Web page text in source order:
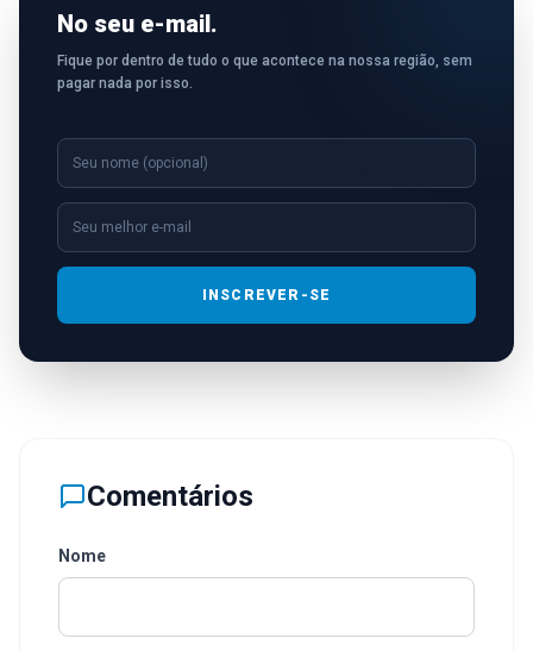
No seu e-mail.
Fique por dentro de tudo o que acontece na nossa região, sem
pagar nada por isso.
INSCREVER-SE
Comentários
Nome